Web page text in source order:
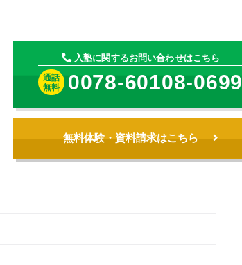
入塾に関するお問い合わせはこちら
通話
無料
0078-60108-0699
無料体験・資料請求はこちら